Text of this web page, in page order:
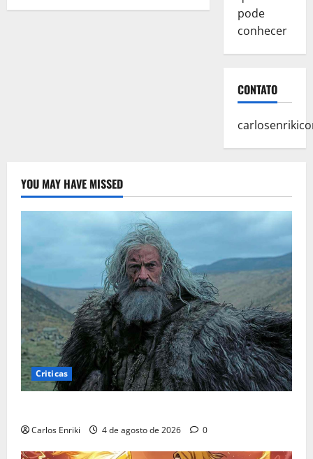
pode
conhecer
CONTATO
YOU MAY HAVE MISSED
Criticas
Carlos Enriki 4 de agosto de 2026 0